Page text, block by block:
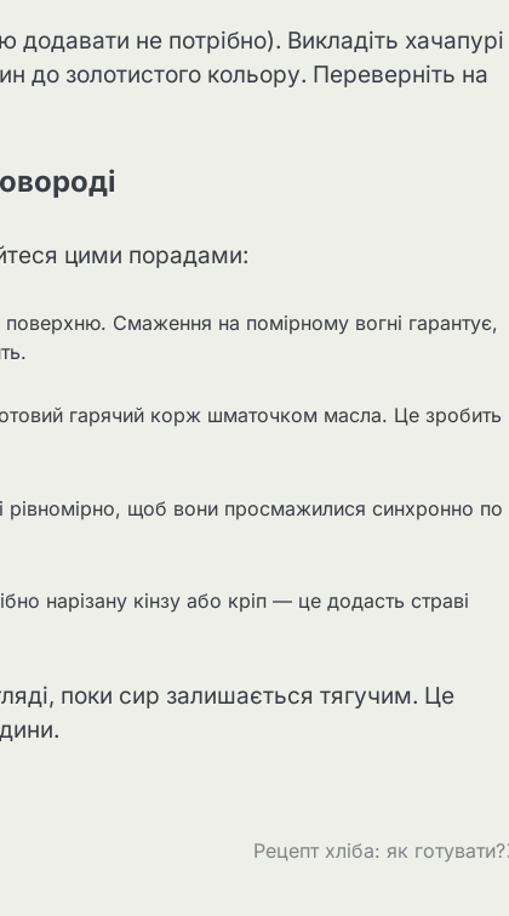
додавати не потрібно). Викладіть хачапурі
золотистого кольору. Переверніть на
цими порадами:
поверхню. Смаження на помірному вогні гарантує,
гарячий корж шматочком масла. Це зробить
рівномірно, щоб вони просмажилися синхронно по
нарізану кінзу або кріп — це додасть страві
поки сир залишається тягучим. Це
Рецепт хліба: як готувати?